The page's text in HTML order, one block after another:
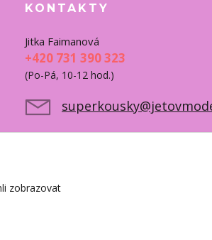
KONTAKTY
Jitka Faimanová
+420 731 390 323
(Po-Pá, 10-12 hod.)
zobrazovat